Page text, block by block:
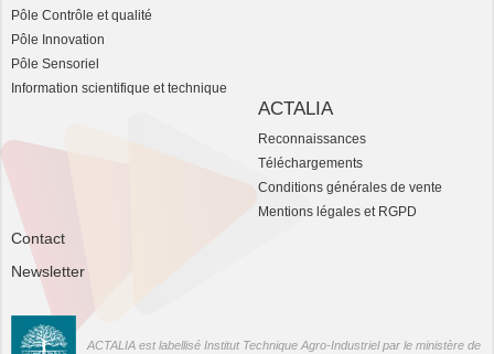
Pôle Contrôle et qualité
Pôle Innovation
Pôle Sensoriel
Information scientifique et technique
ACTALIA
Reconnaissances
Téléchargements
Conditions générales de vente
Mentions légales et RGPD
Contact
Newsletter
ACTALIA est labellisé Institut Technique Agro-Industriel par le ministère de